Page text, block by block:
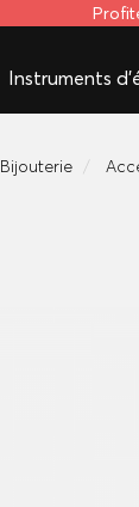
Instruments
Bijouterie